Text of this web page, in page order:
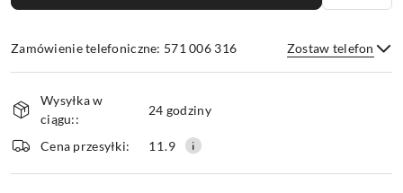
Zamówienie telefoniczne: 571 006 316 Zostaw telefon
i
dostawa
Wysyłka w
ciągu::
24 godziny
Cena przesyłki: 11.9